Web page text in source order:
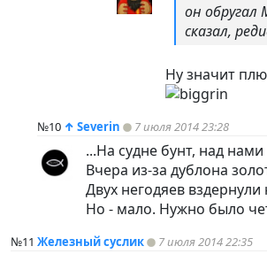
он обругал
сказал,
Ну значит
№10 ↑ Severin 7 июля 2014 23:28
...На судне бунт, над
Вчера из-за дублона
Двух негодяев вздернули
Но - мало. Нужно было
№11 Железный суслик 7 июля 2014 22:35